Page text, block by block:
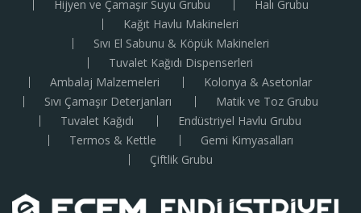
Hijyen ve Çamaşır Suyu Grubu
Halı Grubu
Kağıt Havlu Makineleri
Sıvı El Sabunu & Köpük Makineleri
Tuvalet Kağıdı Dispenserleri
Ambalaj Malzemeleri
Kolonya & Asetonlar
Sıvı Çamaşır Deterjanları
Matik ve Toz Grubu
Tuvalet Kağıdı
Endüstriyel Havlu Grubu
Termos & Kettle
Gemi Kimyasalları
Çiftlik Grubu